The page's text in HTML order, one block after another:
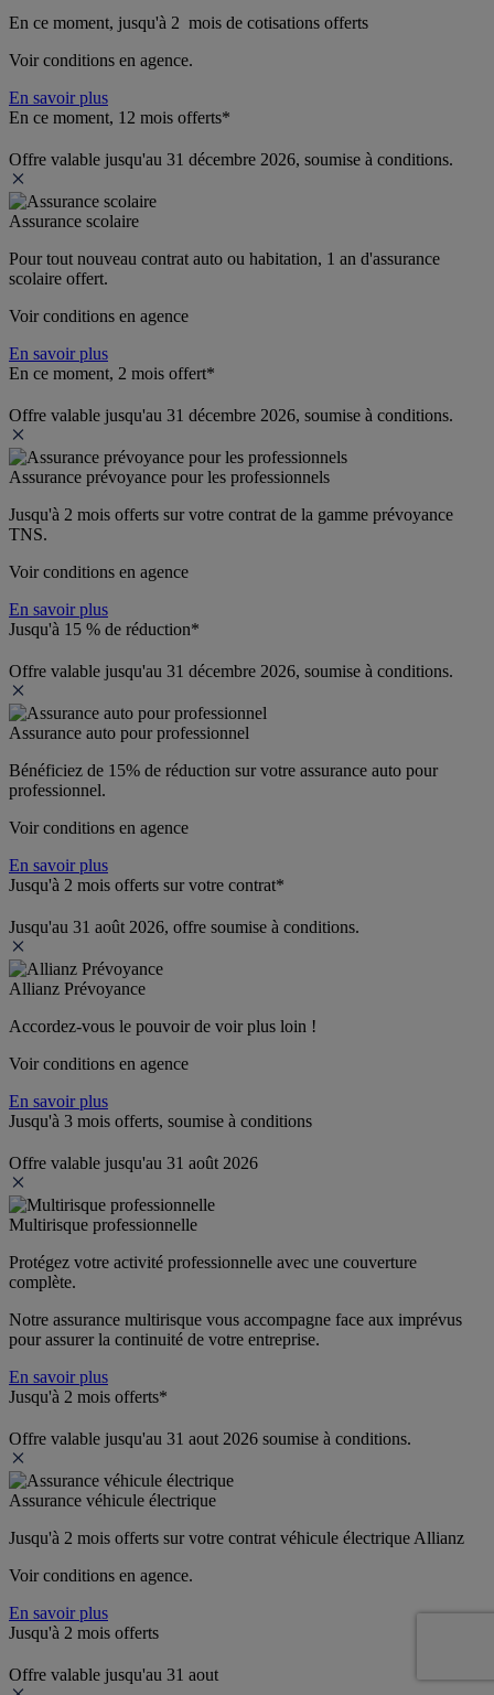
En ce moment, jusqu'à 2  mois de cotisations offerts
Voir conditions en agence.
En savoir plus
En ce moment, 12 mois offerts*
Offre valable jusqu'au 31 décembre 2026, soumise à conditions.
Assurance scolaire
Pour tout nouveau contrat auto ou habitation, 1 an d'assurance
scolaire offert.
Voir conditions en agence
En savoir plus
En ce moment, 2 mois offert*
Offre valable jusqu'au 31 décembre 2026, soumise à conditions.
Assurance prévoyance pour les professionnels
Jusqu'à 2 mois offerts sur votre contrat de la gamme prévoyance
TNS.
Voir conditions en agence
En savoir plus
Jusqu'à 15 % de réduction*
Offre valable jusqu'au 31 décembre 2026, soumise à conditions.
Assurance auto pour professionnel
Bénéficiez de 15% de réduction sur votre assurance auto pour
professionnel.
Voir conditions en agence
En savoir plus
Jusqu'à 2 mois offerts sur votre contrat*
Jusqu'au 31 août 2026, offre soumise à conditions.
Allianz Prévoyance
Accordez-vous le pouvoir de voir plus loin !
Voir conditions en agence
En savoir plus
Jusqu'à 3 mois offerts, soumise à conditions
Offre valable jusqu'au 31 août 2026
Multirisque professionnelle
Protégez votre activité professionnelle avec une couverture
complète.
Notre assurance multirisque vous accompagne face aux imprévus
pour assurer la continuité de votre entreprise.
En savoir plus
Jusqu'à 2 mois offerts*
Offre valable jusqu'au 31 aout 2026 soumise à conditions.
Assurance véhicule électrique
Jusqu'à 2 mois offerts sur votre contrat véhicule électrique Allianz
Voir conditions en agence.
En savoir plus
Jusqu'à 2 mois offerts
Offre valable jusqu'au 31 aout